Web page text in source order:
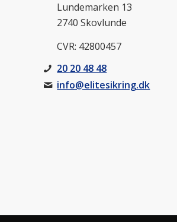
Lundemarken 13
2740 Skovlunde
CVR: 42800457
20 20 48 48
info@elitesikring.dk